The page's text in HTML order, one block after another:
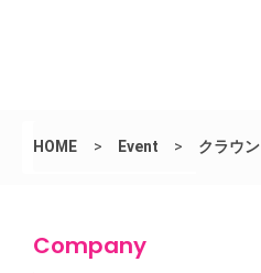
HOME > Event > クラウン
Company